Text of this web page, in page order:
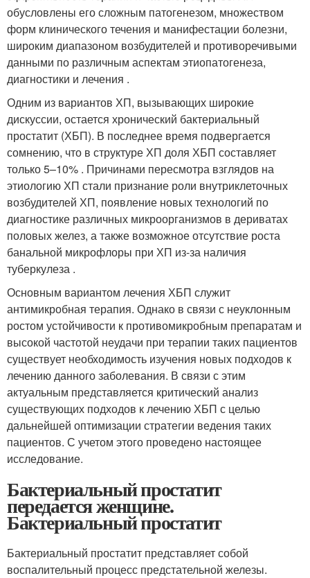
обусловлены его сложным патогенезом, множеством
форм клинического течения и манифестации болезни,
широким диапазоном возбудителей и противоречивыми
данными по различным аспектам этиопатогенеза,
диагностики и лечения .
Одним из вариантов ХП, вызывающих широкие
дискуссии, остается хронический бактериальный
простатит (ХБП). В последнее время подвергается
сомнению, что в структуре ХП доля ХБП составляет
только 5–10% . Причинами пересмотра взглядов на
этиологию ХП стали признание роли внутриклеточных
возбудителей ХП, появление новых технологий по
диагностике различных микроорганизмов в дериватах
половых желез, а также возможное отсутствие роста
банальной микрофлоры при ХП из-за наличия
туберкулеза .
Основным вариантом лечения ХБП служит
антимикробная терапия. Однако в связи с неуклонным
ростом устойчивости к противомикробным препаратам и
высокой частотой неудачи при терапии таких пациентов
существует необходимость изучения новых подходов к
лечению данного заболевания. В связи с этим
актуальным представляется критический анализ
существующих подходов к лечению ХБП с целью
дальнейшей оптимизации стратегии ведения таких
пациентов. С учетом этого проведено настоящее
исследование.
Бактериальный простатит
передается женщине.
Бактериальный простатит
Бактериальный простатит представляет собой
воспалительный процесс предстательной железы.